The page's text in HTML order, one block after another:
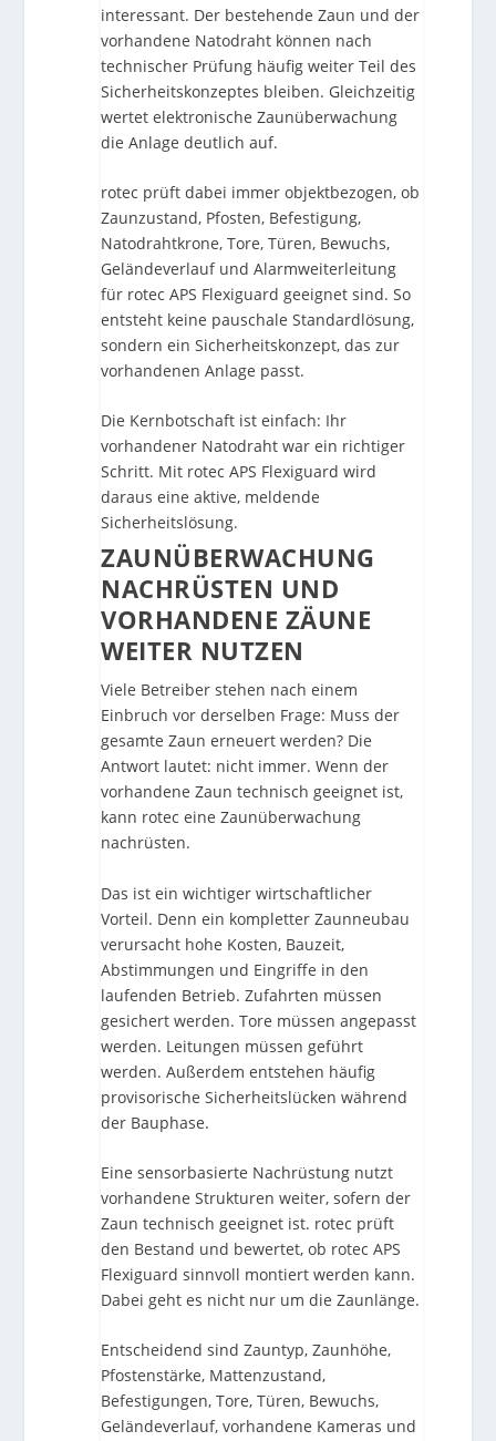
interessant. Der bestehende Zaun und der
vorhandene Natodraht können nach
technischer Prüfung häufig weiter Teil des
Sicherheitskonzeptes bleiben. Gleichzeitig
wertet elektronische Zaunüberwachung
die Anlage deutlich auf.
rotec prüft dabei immer objektbezogen, ob
Zaunzustand, Pfosten, Befestigung,
Natodrahtkrone, Tore, Türen, Bewuchs,
Geländeverlauf und Alarmweiterleitung
für rotec APS Flexiguard geeignet sind. So
entsteht keine pauschale Standardlösung,
sondern ein Sicherheitskonzept, das zur
vorhandenen Anlage passt.
Die Kernbotschaft ist einfach: Ihr
vorhandener Natodraht war ein richtiger
Schritt. Mit rotec APS Flexiguard wird
daraus eine aktive, meldende
Sicherheitslösung.
ZAUNÜBERWACHUNG
NACHRÜSTEN UND
VORHANDENE ZÄUNE
WEITER NUTZEN
Viele Betreiber stehen nach einem
Einbruch vor derselben Frage: Muss der
gesamte Zaun erneuert werden? Die
Antwort lautet: nicht immer. Wenn der
vorhandene Zaun technisch geeignet ist,
kann rotec eine Zaunüberwachung
nachrüsten.
Das ist ein wichtiger wirtschaftlicher
Vorteil. Denn ein kompletter Zaunneubau
verursacht hohe Kosten, Bauzeit,
Abstimmungen und Eingriffe in den
laufenden Betrieb. Zufahrten müssen
gesichert werden. Tore müssen angepasst
werden. Leitungen müssen geführt
werden. Außerdem entstehen häufig
provisorische Sicherheitslücken während
der Bauphase.
Eine sensorbasierte Nachrüstung nutzt
vorhandene Strukturen weiter, sofern der
Zaun technisch geeignet ist. rotec prüft
den Bestand und bewertet, ob rotec APS
Flexiguard sinnvoll montiert werden kann.
Dabei geht es nicht nur um die Zaunlänge.
Entscheidend sind Zauntyp, Zaunhöhe,
Pfostenstärke, Mattenzustand,
Befestigungen, Tore, Türen, Bewuchs,
Geländeverlauf, vorhandene Kameras und